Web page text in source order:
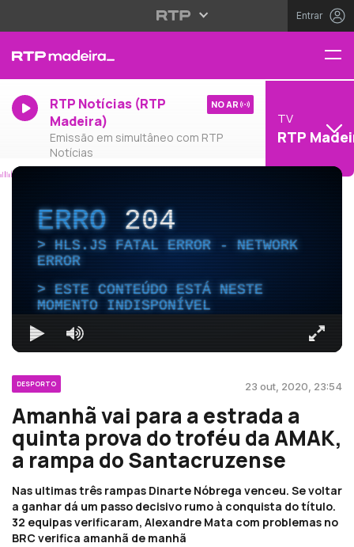
Entrar
RTP Notícias (RTP
Madeira)
Emissão em simultâneo com RTP
Notícias
NO AR
TV
RTP
ERRO204
HLS.JS FATAL ERROR - NETWORK
ERROR
ESTE CONTEÚDO ESTÁ NESTE
MOMENTO INDISPONÍVEL
DESPORTO 23 out, 2020, 23:54
Amanhã vai para a estrada a
quinta prova do troféu da AMAK,
a rampa do Santacruzense
Nas ultimas três rampas Dinarte Nóbrega venceu. Se voltar
a ganhar dá um passo decisivo rumo à conquista do título.
32 equipas verificaram, Alexandre Mata com problemas no
BRC verifica amanhã de manhã